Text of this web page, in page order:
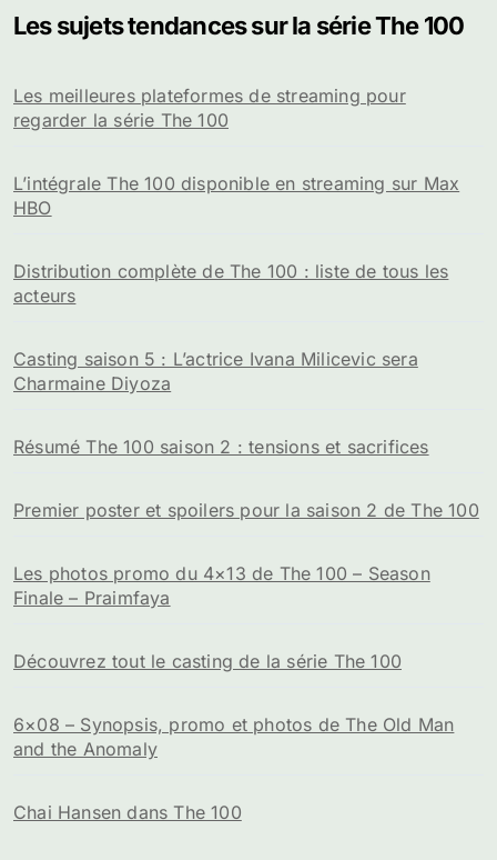
Les sujets tendances sur la série The 100
Les meilleures plateformes de streaming pour
regarder la série The 100
L’intégrale The 100 disponible en streaming sur Max
HBO
Distribution complète de The 100 : liste de tous les
acteurs
Casting saison 5 : L’actrice Ivana Milicevic sera
Charmaine Diyoza
Résumé The 100 saison 2 : tensions et sacrifices
Premier poster et spoilers pour la saison 2 de The 100
Les photos promo du 4×13 de The 100 – Season
Finale – Praimfaya
Découvrez tout le casting de la série The 100
6×08 – Synopsis, promo et photos de The Old Man
and the Anomaly
Chai Hansen dans The 100